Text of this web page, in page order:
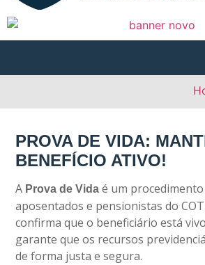
PROVA DE VIDA:
BENEFÍCIO ATIVO!
A Prova de Vida é um
aposentados e pensionistas do
confirma que o beneficiário está
garante que os recursos
de forma justa e segura.